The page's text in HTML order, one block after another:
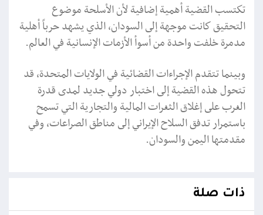
تكتسب القضية أهمية إضافية لأن الأسلحة موضوع
التحقيق كانت موجهة إلى السودان، الذي يشهد حرباً أهلية
مدمرة خلفت واحدة من أسوأ الأزمات الإنسانية في العالم.
وبينما تتقدم الإجراءات القضائية في الولايات المتحدة، قد
تتحول هذه القضية إلى اختبار دولي جديد لمدى قدرة
الغرب على إغلاق الثغرات المالية والتجارية التي تسمح
باستمرار تدفق السلاح الإيراني إلى مناطق الصراعات، وفي
مقدمتها اليمن والسودان.
ذات صلة